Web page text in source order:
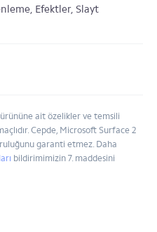
Efektler, Slayt
ait özelikler ve temsili
Cepde, Microsoft Surface 2
garanti etmez. Daha
bildirimimizin 7. maddesini